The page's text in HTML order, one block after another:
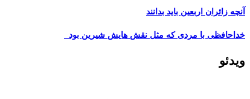
آنچه زائران اربعین باید بدانند
خداحافظی با مردی که مثل نقش هایش شیرین بود
ویدئو